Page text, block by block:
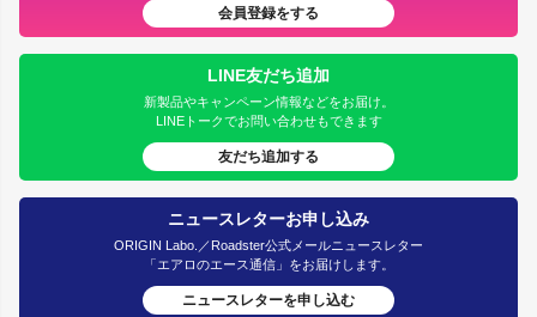
会員登録をする
LINE友だち追加
新製品やキャンペーン情報などをお届け。
LINEトークでお問い合わせもできます
友だち追加する
ニュースレターお申し込み
ORIGIN Labo.／Roadster公式メールニュースレター
「エアロのエース通信」をお届けします。
ニュースレターを申し込む